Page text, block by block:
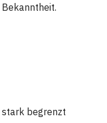
begrenzt